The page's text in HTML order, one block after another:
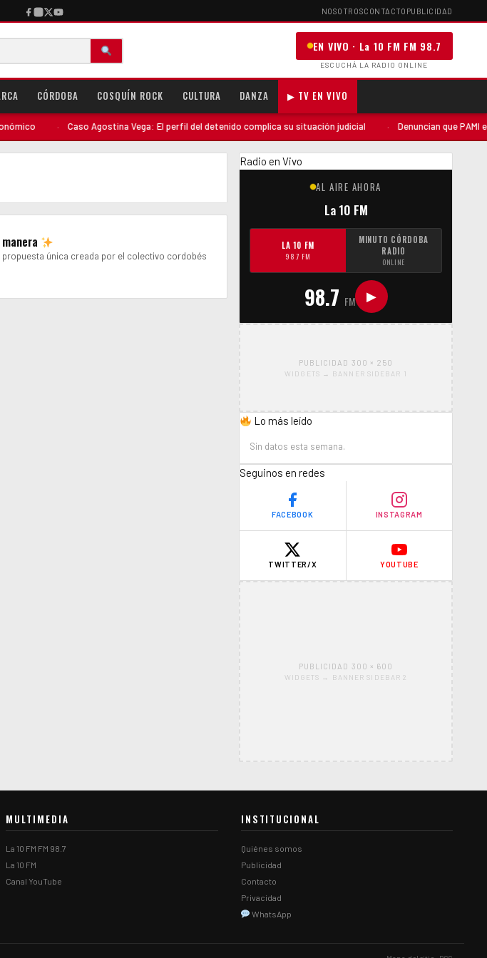
NOSOTROSCONTACTO PUBLICIDAD
EN VIVO · La 10 FM FM 98.7
ESCUCHÁ LA RADIO ONLINE
CÓRDOBA COSQUÍN ROCK CULTURA DANZA ▶ TV EN VIVO
Caso Agostina Vega: El perfil del detenido complica su situación judicial Denuncian que PAMI
única creada por el colectivo cordobés
Radio en Vivo
AL AIRE AHORA
La 10 FM
LA 10 FM
98.7 FM
MINUTO CÓRDOBA
RADIO
ONLINE
98.7 FM ▶
PUBLICIDAD 300 × 250
WIDGETS → BANNER SIDEBAR 1
Lo más leído
Sin datos esta semana.
Seguinos en redes
FACEBOOK INSTAGRAM
TWITTER/X YOUTUBE
PUBLICIDAD 300 × 600
WIDGETS → BANNER SIDEBAR 2
MULTIMEDIA
La 10 FM FM 98.7
La 10 FM
Canal YouTube
INSTITUCIONAL
Quiénes somos
Publicidad
Contacto
Privacidad
WhatsApp